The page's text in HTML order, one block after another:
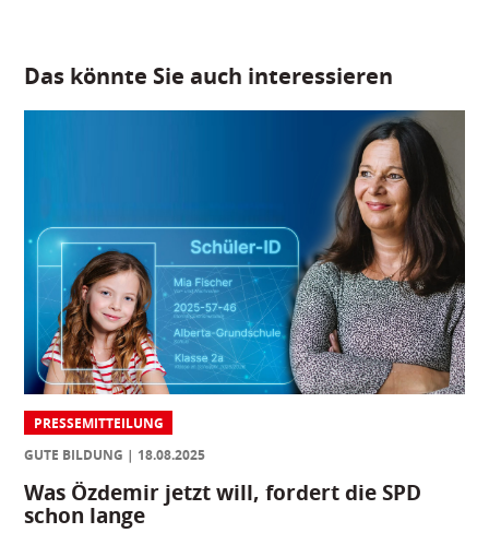
Das könnte Sie auch interessieren
PRESSEMITTEILUNG
GUTE BILDUNG
18.08.2025
Was Özdemir jetzt will, fordert die SPD
schon lange